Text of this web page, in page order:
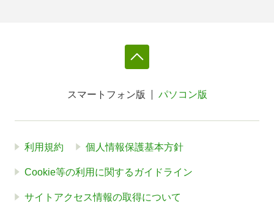
スマートフォン版 パソコン版
利用規約 個人情報保護基本方針
Cookie等の利用に関するガイドライン
サイトアクセス情報の取得について